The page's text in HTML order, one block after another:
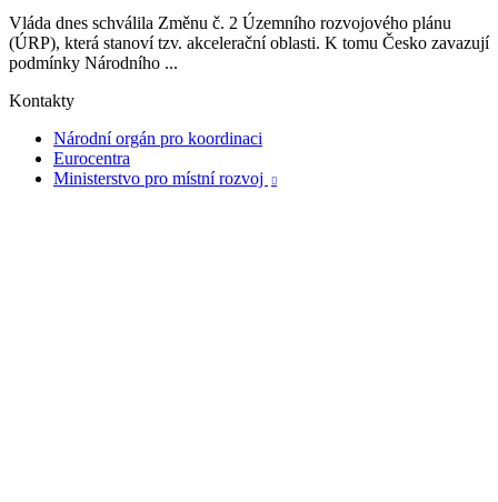
Vláda dnes schválila Změnu č. 2 Územního rozvojového plánu
(ÚRP), která stanoví tzv. akcelerační oblasti. K tomu Česko zavazují
podmínky Národního ...
Kontakty
Národní orgán pro koordinaci
Eurocentra
Ministerstvo pro místní rozvoj
